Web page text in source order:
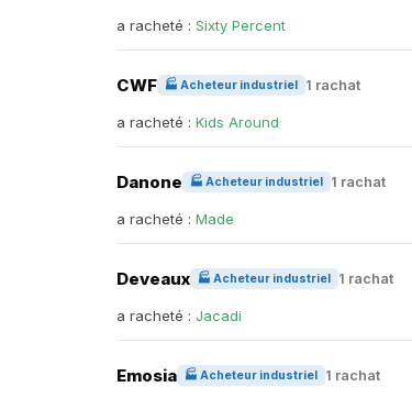
a racheté : Sixty Percent
CWF 🏭 Acheteur industriel 1 rachat
a racheté : Kids Around
Danone 🏭 Acheteur industriel 1 rachat
a racheté : Made
Deveaux 🏭 Acheteur industriel 1 rachat
a racheté : Jacadi
Emosia 🏭 Acheteur industriel 1 rachat